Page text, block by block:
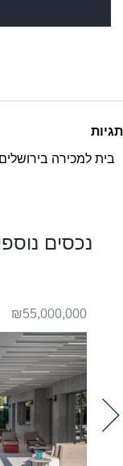
תגיות
בית למכירה בירושלים
נכסים
₪55,000,000